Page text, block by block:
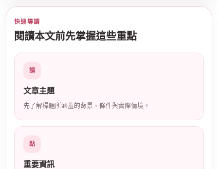
快速導讀
閱讀本文前先掌握這些重點
讀
文章主題
先了解標題所涵蓋的背景、條件與實際情境。
點
重要資訊